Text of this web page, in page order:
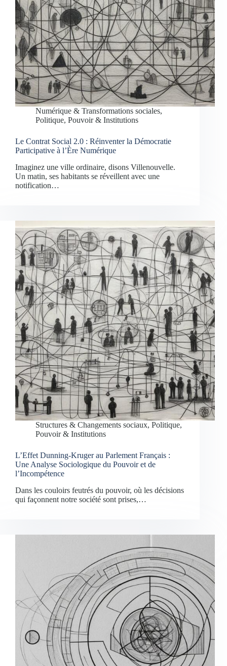
Numérique & Transformations sociales,
Politique, Pouvoir & Institutions
Le Contrat Social 2.0 : Réinventer la Démocratie
Participative à l’Ère Numérique
Imaginez une ville ordinaire, disons Villenouvelle.
Un matin, ses habitants se réveillent avec une
notification…
Structures & Changements sociaux, Politique,
Pouvoir & Institutions
L’Effet Dunning-Kruger au Parlement Français :
Une Analyse Sociologique du Pouvoir et de
l’Incompétence
Dans les couloirs feutrés du pouvoir, où les décisions
qui façonnent notre société sont prises,…